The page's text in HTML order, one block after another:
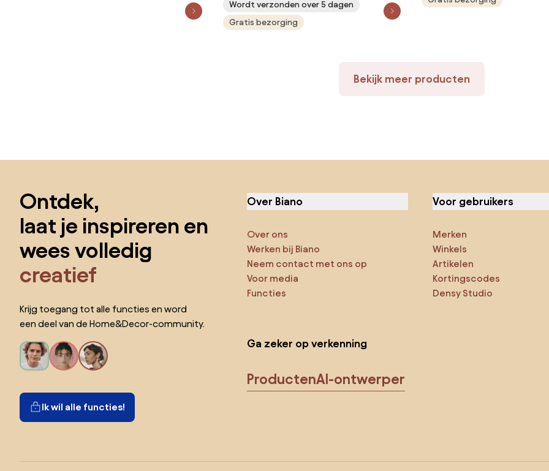
Wordt verzonden over 5 dagen
Gratis bezorging
Bekijk meer producten
Ontdek,
laat je inspireren en
wees volledig
creatief
Krijg toegang tot alle functies en word
een deel van de Home&Decor-community.
Ik wil alle functies!
Over Biano
Over ons
Werken bij Biano
Neem contact met ons op
Voor media
Functies
Voor gebruikers
Merken
Winkels
Artikelen
Kortingscodes
Densy Studio
Ga zeker op verkenning
ProductenAI-ontwerper